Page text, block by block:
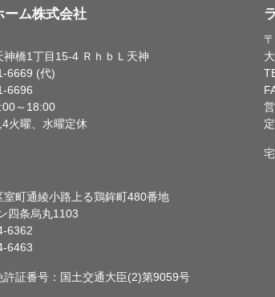
ーム株式会社
神橋1丁目15-4 ＲｈｂＬ天神
6669 (代)
6696
～18:00
火曜、水曜定休
室町通綾小路上る鶏鉾町480番地
四条烏丸1103
6362
6463
許証番号：国土交通大臣(2)第9059号